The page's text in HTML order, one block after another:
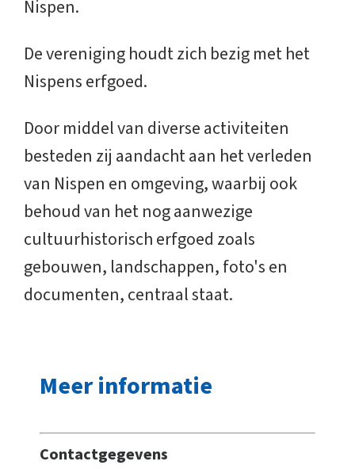
Nispen.
De vereniging houdt zich bezig met het
Nispens erfgoed.
Door middel van diverse activiteiten
besteden zij aandacht aan het verleden
van Nispen en omgeving, waarbij ook
behoud van het nog aanwezige
cultuurhistorisch erfgoed zoals
gebouwen, landschappen, foto's en
documenten, centraal staat.
Meer informatie
Contactgegevens